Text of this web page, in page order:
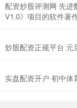
配资炒股评测网 先进
V1.0》项目的软件著
炒股配资正规平台 元
实盘配资开户 初中体